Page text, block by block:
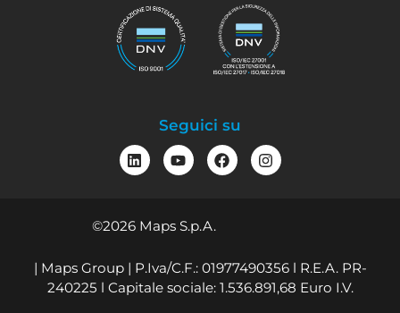
Seguici su
©2026 Maps S.p.A.
| Maps Group | P.Iva/C.F.: 01977490356 l R.E.A. PR-
240225 l Capitale sociale: 1.536.891,68 Euro I.V.